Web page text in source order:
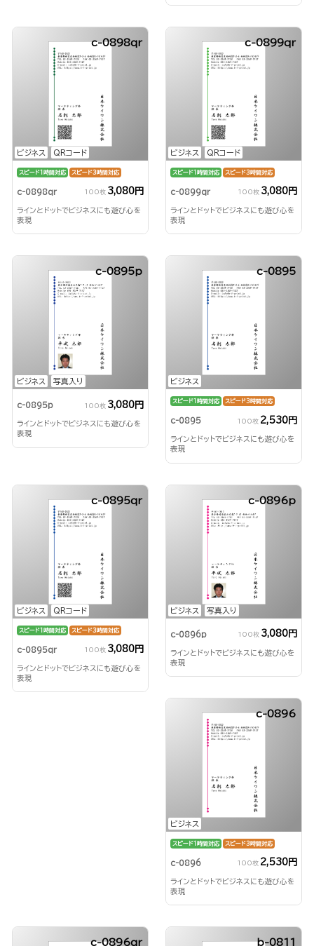
ビジネス QRコード
c-0898qr
スピード1時間対応 スピード3時間対応
c-0898qr 100枚 3,080円
ラインとドットでビジネスにも遊び心を
表現
ビジネス QRコード
c-0899qr
スピード1時間対応 スピード3時間対応
c-0899qr 100枚 3,080円
ラインとドットでビジネスにも遊び心を
表現
ビジネス 写真入り
c-0895p
c-0895p 100枚 3,080円
ラインとドットでビジネスにも遊び心を
表現
ビジネス
c-0895
スピード1時間対応 スピード3時間対応
c-0895 100枚 2,530円
ラインとドットでビジネスにも遊び心を
表現
ビジネス QRコード
c-0895qr
スピード1時間対応 スピード3時間対応
c-0895qr 100枚 3,080円
ラインとドットでビジネスにも遊び心を
表現
ビジネス 写真入り
c-0896p
c-0896p 100枚 3,080円
ラインとドットでビジネスにも遊び心を
表現
ビジネス
c-0896
スピード1時間対応 スピード3時間対応
c-0896 100枚 2,530円
ラインとドットでビジネスにも遊び心を
表現
c-0896qr b-0811